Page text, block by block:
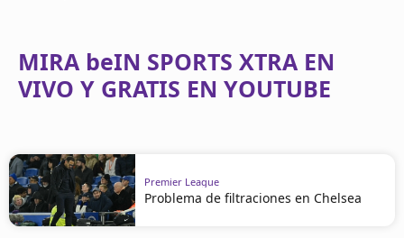
MIRA beIN SPORTS XTRA EN
VIVO Y GRATIS EN YOUTUBE
Premier League
Problema de filtraciones en Chelsea